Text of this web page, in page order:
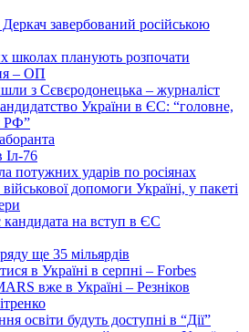
завербований російською
школах планують розпочати
– ОП
з Сєвєродонецька – журналіст
України в ЄС: “головне,
РФ”
Іл-76
потужних ударів по росіянах
допомоги Україні, у пакеті
кандидата на вступ в ЄС
ще 35 мільярдів
в Україні в серпні – Forbes
вже в Україні – Резніков
освіти будуть доступні в “Дії”